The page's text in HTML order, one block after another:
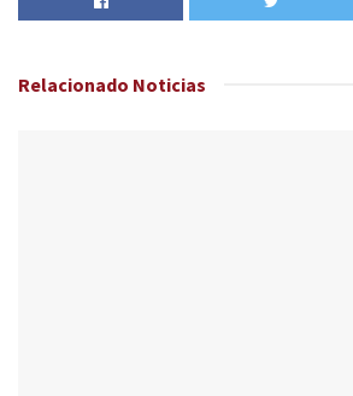
Relacionado Noticias